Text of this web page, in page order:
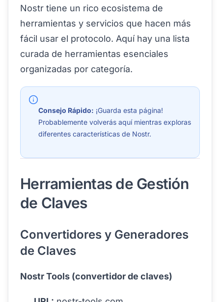
Nostr tiene un rico ecosistema de
herramientas y servicios que hacen más
fácil usar el protocolo. Aquí hay una lista
curada de herramientas esenciales
organizadas por categoría.
Consejo Rápido: ¡Guarda esta página!
Probablemente volverás aquí mientras exploras
diferentes características de Nostr.
Herramientas de Gestión
de Claves
Convertidores y Generadores
de Claves
Nostr Tools (convertidor de claves)